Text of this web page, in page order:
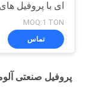
ای با پروفیل
CNC
MOQ:1 TON
تماس
پروفیل صنعتی